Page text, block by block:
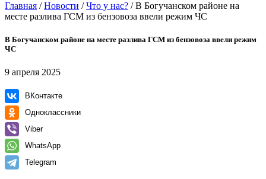
Главная /Новости /Что у нас? /В Богучанском районе на
месте разлива ГСМ из бензовоза ввели режим ЧС
В Богучанском районе на месте разлива ГСМ из бензовоза ввели режим
ЧС
9 апреля 2025
ВКонтакте
Одноклассники
Viber
WhatsApp
Telegram